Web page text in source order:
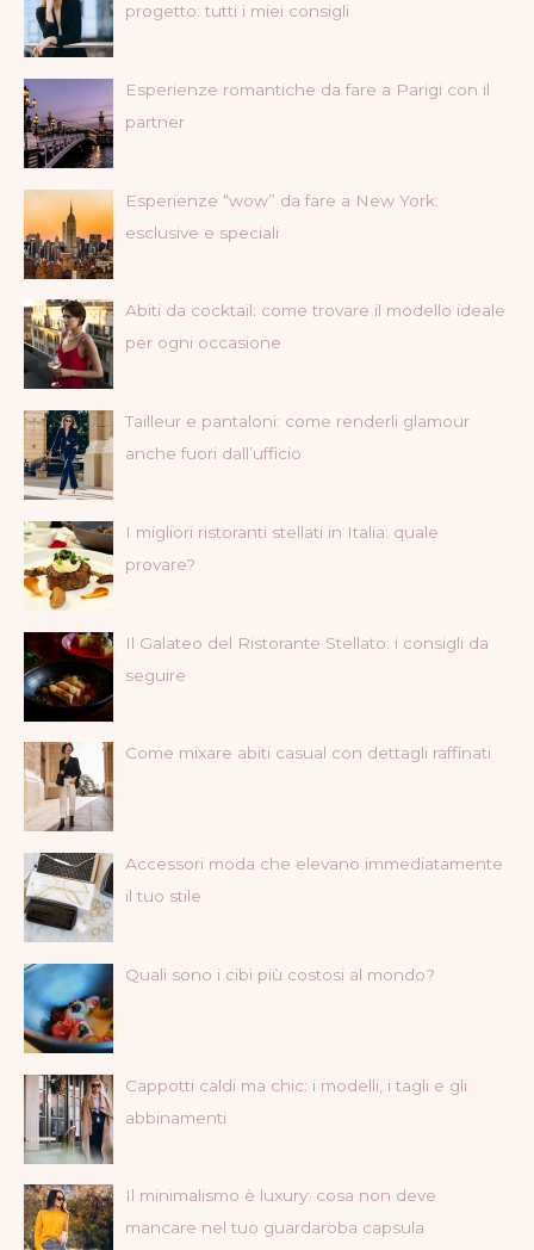
progetto: tutti i miei consigli
Esperienze romantiche da fare a Parigi con il
partner
Esperienze “wow” da fare a New York:
esclusive e speciali
Abiti da cocktail: come trovare il modello ideale
per ogni occasione
Tailleur e pantaloni: come renderli glamour
anche fuori dall’ufficio
I migliori ristoranti stellati in Italia: quale
provare?
Il Galateo del Ristorante Stellato: i consigli da
seguire
Come mixare abiti casual con dettagli raffinati
Accessori moda che elevano immediatamente
il tuo stile
Quali sono i cibi più costosi al mondo?
Cappotti caldi ma chic: i modelli, i tagli e gli
abbinamenti
Il minimalismo è luxury: cosa non deve
mancare nel tuo guardaroba capsula